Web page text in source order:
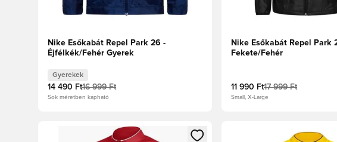
Nike Esőkabát Repel Park 26 -
Éjfélkék/Fehér Gyerek
Gyerekek
14 490 Ft16 999 Ft
Sok méretben kapható
Nike Esőkabát Repel Park
Fekete/Fehér
11 990 Ft17 999 Ft
Small, X-Large
Megnyit egy modált a bejelentkezéshez vagy a tagként való
Megnyit egy modált a